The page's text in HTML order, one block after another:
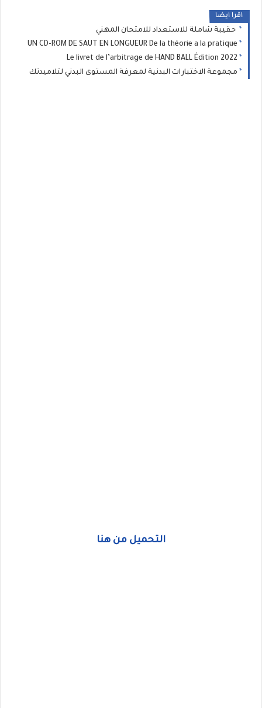
اقرا ايضا
حقيبة شاملة للاستعداد للامتحان المهني
UN CD-ROM DE SAUT EN LONGUEUR De la théorie a la pratique
Le livret de l’arbitrage de HAND BALL Édition 2022
مجموعة الاختبارات البدنية لمعرفة المستوى البدني لتلاميدتك
التحميل من هنا